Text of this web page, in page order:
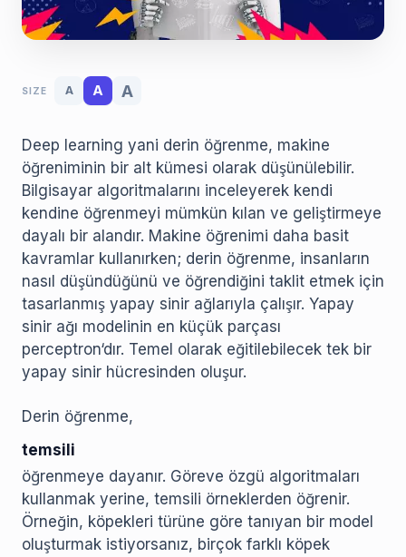
SIZE A A A
Deep learning yani derin öğrenme, makine
öğreniminin bir alt kümesi olarak düşünülebilir.
Bilgisayar algoritmalarını inceleyerek kendi
kendine öğrenmeyi mümkün kılan ve geliştirmeye
dayalı bir alandır. Makine öğrenimi daha basit
kavramlar kullanırken; derin öğrenme, insanların
nasıl düşündüğünü ve öğrendiğini taklit etmek için
tasarlanmış yapay sinir ağlarıyla çalışır. Yapay
sinir ağı modelinin en küçük parçası
perceptron‘dır. Temel olarak eğitilebilecek tek bir
yapay sinir hücresinden oluşur.
Derin öğrenme,
temsili
öğrenmeye dayanır. Göreve özgü algoritmaları
kullanmak yerine, temsili örneklerden öğrenir.
Örneğin, köpekleri türüne göre tanıyan bir model
oluşturmak istiyorsanız, birçok farklı köpek